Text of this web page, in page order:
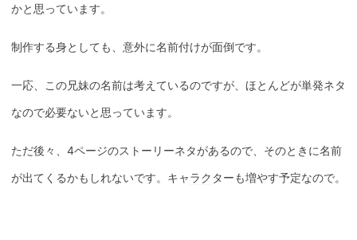
かと思っています。
制作する身としても、意外に名前付けが面倒です。
一応、この兄妹の名前は考えているのですが、ほとんどが単発ネタ
なので必要ないと思っています。
ただ後々、4ページのストーリーネタがあるので、そのときに名前
が出てくるかもしれないです。キャラク ターも増やす予定なので。